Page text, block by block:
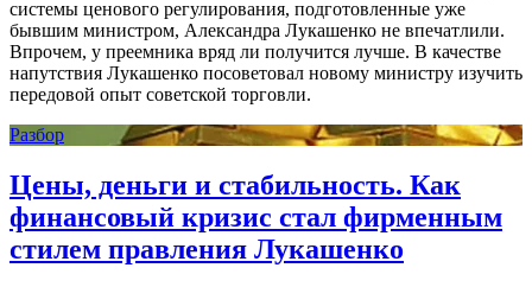
системы ценового регулирования, подготовленные уже
бывшим министром, Александра Лукашенко не впечатлили.
Впрочем, у преемника вряд ли получится лучше. В качестве
напутствия Лукашенко посоветовал новому министру изучить
передовой опыт советской торговли.
Разбор
Цены, деньги и стабильность. Как
финансовый кризис стал фирменным
стилем правления Лукашенко